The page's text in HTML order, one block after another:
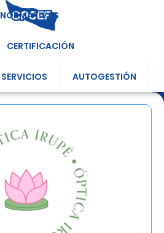
NORMATIVAS
CERTIFICACIÓN
SERVICIOS AUTOGESTIÓN